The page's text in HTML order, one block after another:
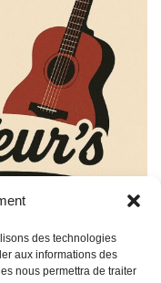
des technologies
aux informations des
nous permettra de traiter